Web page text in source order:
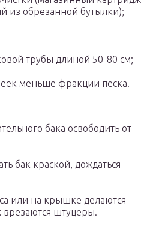
из обрезанной бутылки);
трубы длиной 50-80 см;
меньше фракции песка.
бака освободить от
бак краской, дождаться
или на крышке делаются
врезаются штуцеры.